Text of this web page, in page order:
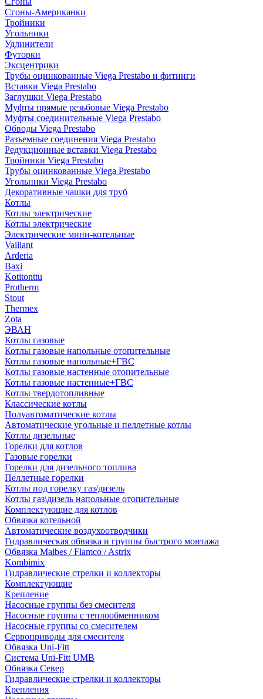
Сгоны-Американки
Тройники
Угольники
Удлинители
Футорки
Эксцентрики
Трубы оцинкованные Viega Prestabo и фитинги
Вставки Viega Prestabo
Заглушки Viega Prestabo
Муфты прямые резьбовые Viega Prestabo
Муфты соединительные Viega Prestabo
Обводы Viega Prestabo
Разъемные соединения Viega Prestabo
Редукционные вставки Viega Prestabo
Тройники Viega Prestabo
Трубы оцинкованные Viega Prestabo
Угольники Viega Prestabo
Декоративные чашки для труб
Котлы
Котлы электрические
Котлы электрические
Электрические мини-котельные
Vaillant
Arderia
Baxi
Kotitonttu
Protherm
Stout
Thermex
Zota
ЭВАН
Котлы газовые
Котлы газовые напольные отопительные
Котлы газовые напольные+ГВС
Котлы газовые настенные отопительные
Котлы газовые настенные+ГВС
Котлы твердотопливные
Классические котлы
Полуавтоматические котлы
Автоматические угольные и пеллетные котлы
Котлы дизельные
Горелки для котлов
Газовые горелки
Горелки для дизельного топлива
Пеллетные горелки
Котлы под горелку газ/дизель
Котлы газ\дизель напольные отопительные
Комплектующие для котлов
Обвязка котельной
Автоматические воздухоотводчики
Гидравлическая обвязка и группы быстрого монтажа
Обвязка Maibes / Flamco / Astrix
Kombimix
Гидравлические стрелки и коллекторы
Комплектующие
Крепление
Насосные группы без смесителя
Насосные группы с теплообменником
Насосные группы со смесителем
Сервоприводы для смесителя
Обвязка Uni-Fitt
Система Uni-Fitt UMB
Обвязка Север
Гидравлические стрелки и коллекторы
Крепления